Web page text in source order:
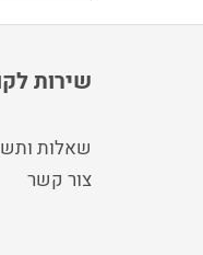
שירות
שאלות
צור קשר